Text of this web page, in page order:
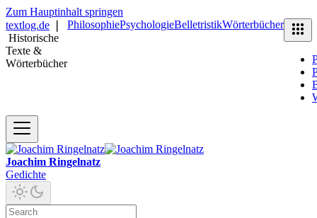
Zum Hauptinhalt springen
textlog.de
Historische
Texte &
Wörterbücher
PhilosophiePsychologieBelletristikWörterbücher
Joachim Ringelnatz
Gedichte